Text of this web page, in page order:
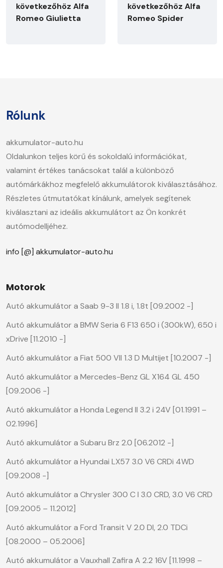
következőhöz Alfa
Romeo Giulietta
következőhöz Alfa
Romeo Spider
Rólunk
akkumulator-auto.hu
Oldalunkon teljes körű és sokoldalú információkat,
valamint értékes tanácsokat talál a különböző
autómárkákhoz megfelelő akkumulátorok kiválasztásához.
Részletes útmutatókat kínálunk, amelyek segítenek
kiválasztani az ideális akkumulátort az Ön konkrét
autómodelljéhez.
info [@] akkumulator-auto.hu
Motorok
Autó akkumulátor a Saab 9-3 II 1.8 i, 1.8t [09.2002 -]
Autó akkumulátor a BMW Seria 6 F13 650 i (300kW), 650 i
xDrive [11.2010 -]
Autó akkumulátor a Fiat 500 VII 1.3 D Multijet [10.2007 -]
Autó akkumulátor a Mercedes-Benz GL X164 GL 450
[09.2006 -]
Autó akkumulátor a Honda Legend II 3.2 i 24V [01.1991 –
02.1996]
Autó akkumulátor a Subaru Brz 2.0 [06.2012 -]
Autó akkumulátor a Hyundai LX57 3.0 V6 CRDi 4WD
[09.2008 -]
Autó akkumulátor a Chrysler 300 C I 3.0 CRD, 3.0 V6 CRD
[09.2005 – 11.2012]
Autó akkumulátor a Ford Transit V 2.0 DI, 2.0 TDCi
[08.2000 – 05.2006]
Autó akkumulátor a Vauxhall Zafira A 2.2 16V [11.1998 –